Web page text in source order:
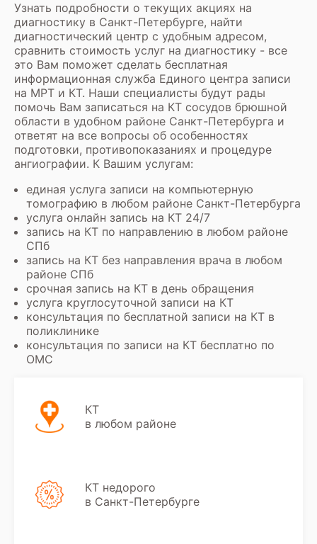
Узнать подробности о текущих акциях на
диагностику в Санкт-Петербурге, найти
диагностический центр с удобным адресом,
сравнить стоимость услуг на диагностику - все
это Вам поможет сделать бесплатная
информационная служба Единого центра записи
на МРТ и КТ. Наши специалисты будут рады
помочь Вам записаться на КТ сосудов брюшной
области в удобном районе Санкт-Петербурга и
ответят на все вопросы об особенностях
подготовки, противопоказаниях и процедуре
ангиографии. К Вашим услугам:
единая услуга записи на компьютерную
томографию в любом районе Санкт-Петербурга
услуга онлайн запись на КТ 24/7
запись на КТ по направлению в любом районе
СПб
запись на КТ без направления врача в любом
районе СПб
срочная запись на КТ в день обращения
услуга круглосуточной записи на КТ
консультация по бесплатной записи на КТ в
поликлинике
консультация по записи на КТ бесплатно по
ОМС
КТ
в любом районе
КТ недорого
в Санкт-Петербурге